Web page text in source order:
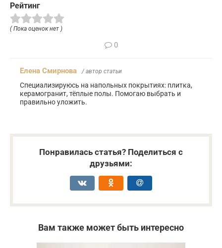
Рейтинг
( Пока оценок нет )
0
Елена Смирнова / автор статьи
Специализируюсь на напольных покрытиях: плитка,
керамогранит, тёплые полы. Помогаю выбрать и
правильно уложить.
Понравилась статья? Поделиться с
друзьями:
Вам также может быть интересно